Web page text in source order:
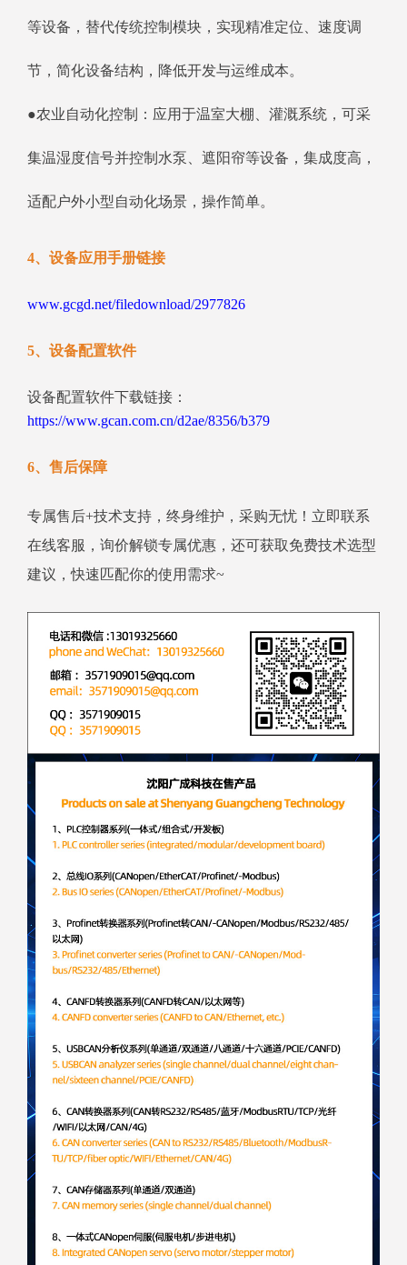
等设备，替代传统控制模块，实现精准定位、速度调
节，简化设备结构，降低开发与运维成本。
●农业自动化控制：应用于温室大棚、灌溉系统，可采
集温湿度信号并控制水泵、遮阳帘等设备，集成度高，
适配户外小型自动化场景，操作简单。
4、设备应用手册链接
www.gcgd.net/filedownload/2977826
5、设备配置软件
设备配置软件下载链接：
https://www.gcan.com.cn/d2ae/8356/b379
6、售后保障
专属售后+技术支持，终身维护，采购无忧！立即联系
在线客服，询价解锁专属优惠，还可获取免费技术选型
建议，快速匹配你的使用需求~